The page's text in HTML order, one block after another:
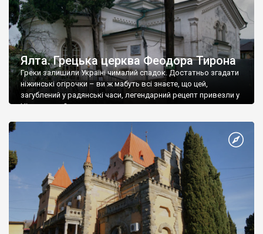
Ялта. Грецька церква Феодора Тирона
Греки залишили Україні чималий спадок. Достатньо згадати
ніжинські огірочки – ви ж мабуть всі знаєте, що цей,
загублений у радянські часи, легендарний рецепт привезли у
Ніжин греки?